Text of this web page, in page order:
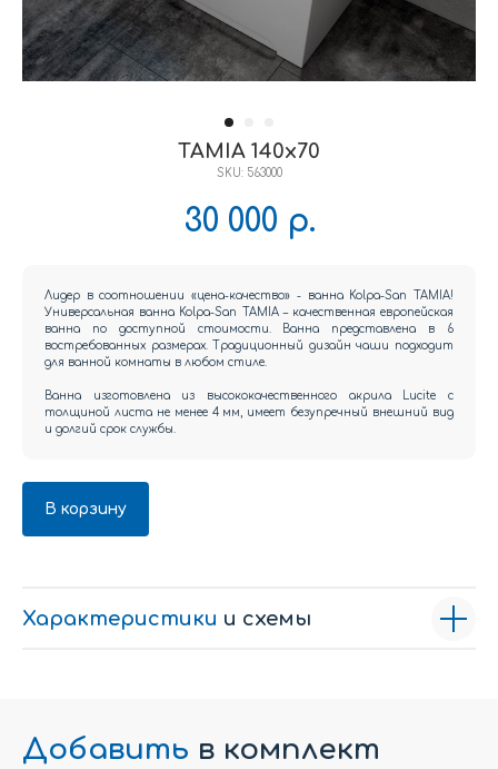
TAMIA 140x70
SKU: 563000
30 000 р.
Лидер в соотношении «цена-качество» - ванна Kolpa-San TAMIA!
Универсальная ванна Kolpa-San TAMIA – качественная европейская
ванна по доступной стоимости. Ванна представлена в 6
востребованных размерах. Традиционный дизайн чаши подходит
для ванной комнаты в любом стиле.
Ванна изготовлена из высококачественного акрила Lucite с
толщиной листа не менее 4 мм, имеет безупречный внешний вид
и долгий срок службы.
В корзину
Характеристики и схемы
Добавить в комплект